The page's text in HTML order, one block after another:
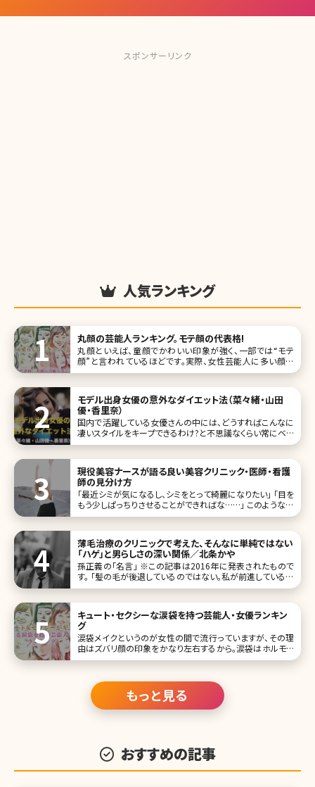
スポンサーリンク
人気ランキング
丸顔の芸能人ランキング。モテ顔の代表格!
丸顔といえば、童顔でかわいい印象が強く、一部では“モテ
顔”と言われているほどです。実際、女性芸能人に多い顔の
形でもあります。 今回は丸顔の中でも、特に人気の高い芸能
モデル出身女優の意外なダイエット法（菜々緒・山田
優・香里奈）
国内で活躍している女優さんの中には、どうすればこんなに
凄いスタイルをキープできるわけ?と不思議なくらい常にベス
トなスタイルを維持している方がいます。今回は3名の美女を
ば、やっぱりねえ……という努力を行っている方もいます。そ
れでは、彼女たちがどのよ
現役美容ナースが語る良い美容クリニック・医師・看護
師の見分け方
「最近シミが気になるし、シミをとって綺麗になりたい」 「目を
もう少しぱっちりさせることができればな……」 このような美
容に関するお悩みを持った時、「少しでも良くなれば……」と
そしてネットやSNSでどの美容クリニックに行こうか調べて
薄毛治療のクリニックで考えた、そんなに単純ではない
「ハゲ」と男らしさの深い関係／北条かや
孫正義の「名言」 ※この記事は2016年に発表されたもので
す。 「髪の毛が後退しているのではない。私が前進しているの
である。」――言わずと知れた、孫正義氏の名言ツイートだ（2013
キュート・セクシーな涙袋を持つ芸能人・女優ランキン
グ
涙袋メイクというのが女性の間で流行っていますが、その理
由はズバリ顔の印象をかなり左右するから。涙袋はホルモン
タンクと呼ばれ、人相学的にもモテる女性のポイントとして
らではの、かわいさやセクシーさの象徴になっているケース
が多いです。今回はもっと見る
おすすめの記事